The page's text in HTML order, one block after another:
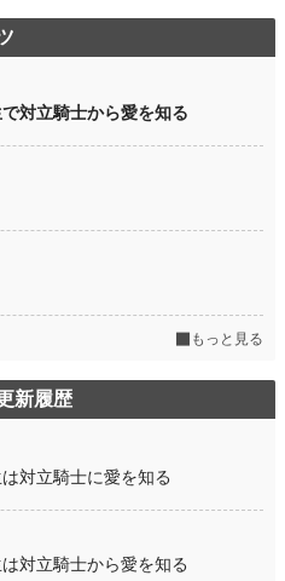
対立騎士から愛を知る
もっと見る
新履歴
対立騎士に愛を知る
対立騎士から愛を知る